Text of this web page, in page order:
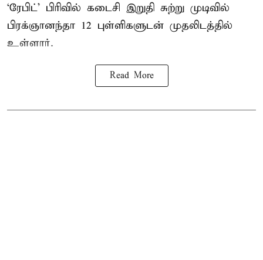
‘ரேபிட்’ பிரிவில் கடைசி இறுதி சுற்று முடிவில்
பிரக்ஞானந்தா 12 புள்ளிகளுடன் முதலிடத்தில்
உள்ளார்.
Read More